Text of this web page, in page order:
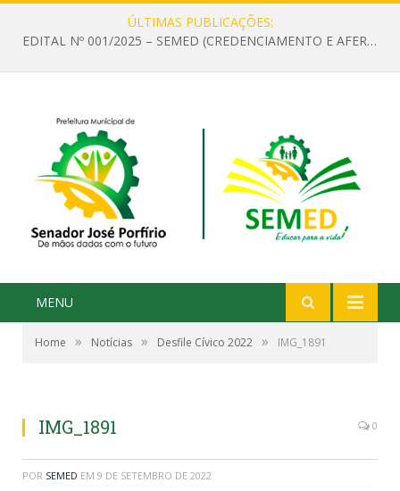
ÚLTIMAS PUBLICAÇÕES:
EDITAL Nº 001/2025 – SEMED (CREDENCIAMENTO E AFERIÇÃO DE CRITÉRIOS TÉCNICOS DE MÉRITO E DESEMPENHO PARA PROVIMENTO DO CARGO OU FUNÇÃO DE GESTOR ESCOLAR DAS UNIDADES DE ENSINO DA REDE MUNICIPAL DE SENADOR JO)
MENU
Home » Notícias » Desfile Cívico 2022 » IMG_1891
IMG_1891 0
POR SEMED EM 9 DE SETEMBRO DE 2022